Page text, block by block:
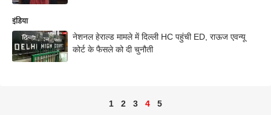
इंडिया
नेशनल हेराल्ड मामले में दिल्ली HC पहुंची ED, राऊज एवन्यू
कोर्ट के फैसले को दी चुनौती
1 2 3 4 5